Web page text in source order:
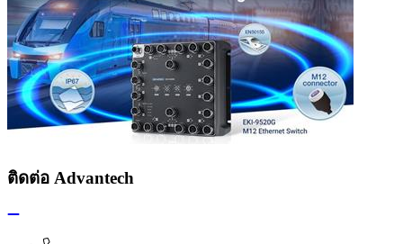
ติดต่อ Advantech